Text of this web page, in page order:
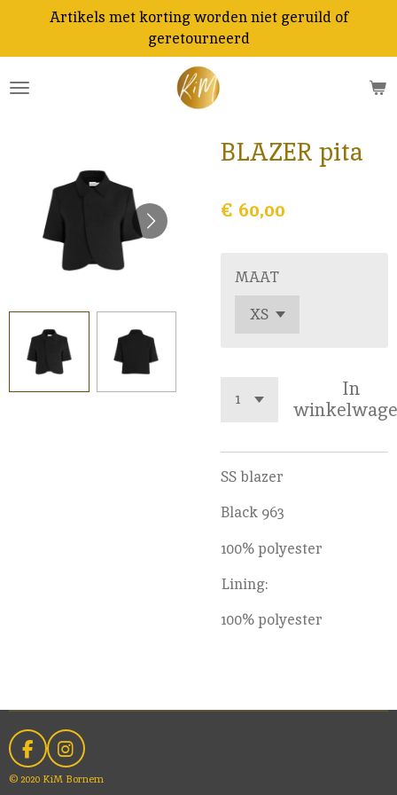
naar
de
Artikels met korting worden niet geruild of
geretourneerd
BLAZER pita
€ 60,00
MAAT
In
SS blazer
Black 963
100% polyester
Lining:
100% polyester
F
a
I
n
© 2020 KiM Bornem